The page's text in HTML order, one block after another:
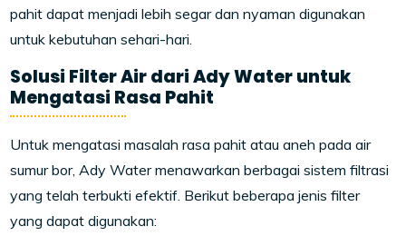
pahit dapat menjadi lebih segar dan nyaman digunakan
untuk kebutuhan sehari-hari.
Solusi Filter Air dari Ady Water untuk
Mengatasi Rasa Pahit
Untuk mengatasi masalah rasa pahit atau aneh pada air
sumur bor, Ady Water menawarkan berbagai sistem filtrasi
yang telah terbukti efektif. Berikut beberapa jenis filter
yang dapat digunakan: